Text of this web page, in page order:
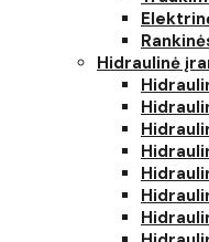
Hidraulinė